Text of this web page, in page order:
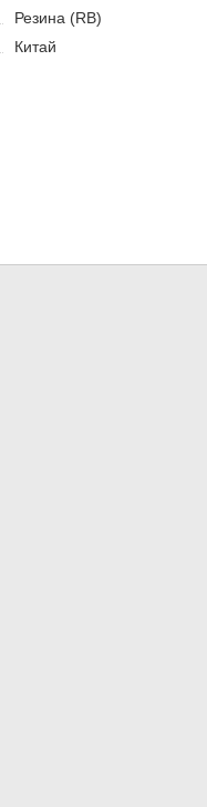
Резина (RB)
Китай